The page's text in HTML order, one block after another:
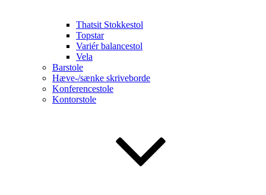
Thatsit Stokkestol
Topstar
Variér balancestol
Vela
Barstole
Hæve-/sænke skriveborde
Konferencestole
Kontorstole